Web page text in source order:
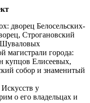
дворец Белосельских-
Строгановский
магистрали города:
купцов Елисеевых,
собор и знаменитый
у
о его владельцах и